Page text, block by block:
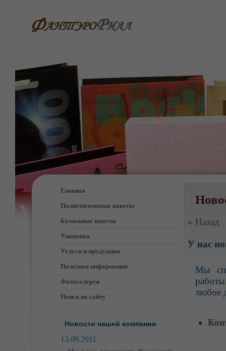
Главная
Полиэтиленовые пакеты
Бумажные пакеты
Упаковка
Услуги и продукция
Полезная информация
Фотогалерея
Поиск по сайту
Новости нашей компании
13.09.2011
« Назад
У нас
Мы
любое